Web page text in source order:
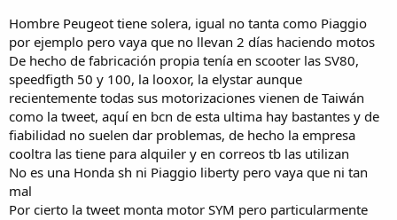
Hombre Peugeot tiene solera, igual no tanta como Piaggio
por ejemplo pero vaya que no llevan 2 días haciendo motos
De hecho de fabricación propia tenía en scooter las SV80,
speedfigth 50 y 100, la looxor, la elystar aunque
recientemente todas sus motorizaciones vienen de Taiwán
como la tweet, aquí en bcn de esta ultima hay bastantes y de
fiabilidad no suelen dar problemas, de hecho la empresa
cooltra las tiene para alquiler y en correos tb las utilizan
No es una Honda sh ni Piaggio liberty pero vaya que ni tan
mal
Por cierto la tweet monta motor SYM pero particularmente